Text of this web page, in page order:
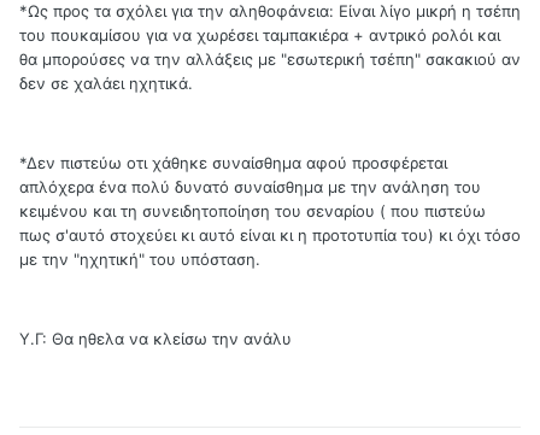
*Ως προς τα σχόλει για την αληθοφάνεια: Είναι λίγο μικρή η τσέπη
του πουκαμίσου για να χωρέσει ταμπακιέρα + αντρικό ρολόι και
θα μπορούσες να την αλλάξεις με "εσωτερική τσέπη" σακακιού αν
δεν σε χαλάει ηχητικά.
*Δεν πιστεύω οτι χάθηκε συναίσθημα αφού προσφέρεται
απλόχερα ένα πολύ δυνατό συναίσθημα με την ανάληση του
κειμένου και τη συνειδητοποίηση του σεναρίου ( που πιστεύω
πως σ'αυτό στοχεύει κι αυτό είναι κι η προτοτυπία του) κι όχι τόσο
με την "ηχητική" του υπόσταση.
Υ.Γ: Θα ηθελα να κλείσω την ανάλυ